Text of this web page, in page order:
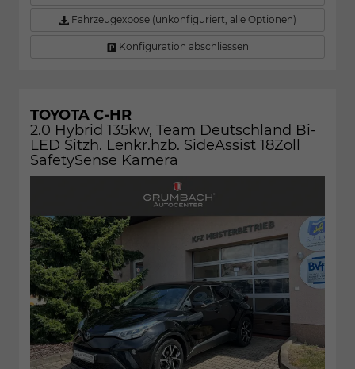
Fahrzeugexpose (unkonfiguriert, alle Optionen)
Konfiguration abschliessen
TOYOTA C-HR
2.0 Hybrid 135kw, Team Deutschland Bi-
LED Sitzh. Lenkr.hzb. SideAssist 18Zoll
SafetySense Kamera